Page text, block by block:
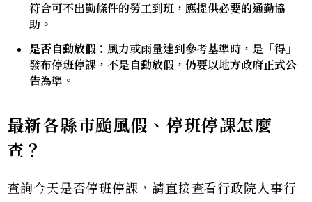
符合可不出勤條件的勞工到班，應提供必要的通勤協
助。
是否自動放假： 風力或雨量達到參考基準時，是「得」
發布停班停課，不是自動放假，仍要以地方政府正式公
告為準。
最新各縣市颱風假、停班停課怎麼
查？
查詢今天是否停班停課，請直接查看行政院人事行